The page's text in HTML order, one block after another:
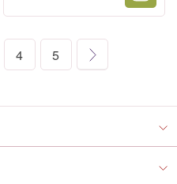
Страница
Страница
4 Страница
5 Страница
Напред